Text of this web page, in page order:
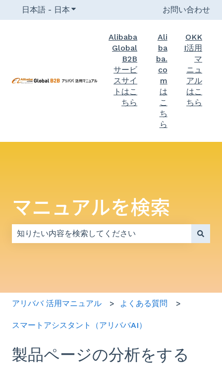
日本語 - 日本 翻訳のサブメニューを表示お問い合わせ
Alibaba
Global
B2B
サービ
スサイ
トはこ
ちら
Ali
ba
ba.
co
m
は
こ
ち
ら
OKK
I活用
マ
ニュ
アル
はこ
ちら
マニュアルを検索
アリババ 活用マニュアル よくある質問
スマートアシスタント（アリババAI）
製品ページの分析をする